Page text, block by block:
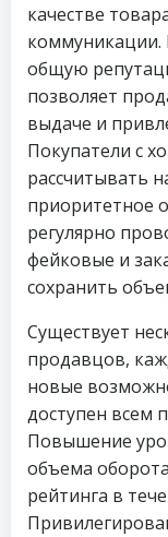
качестве
общую
позволяет
выдаче и
Покупатели с
рассчитывать
приоритетное
регулярно
фейковые и
сохранить
Существует
продавцов,
новые
доступен всем
Повышение
объема
рейтинга в